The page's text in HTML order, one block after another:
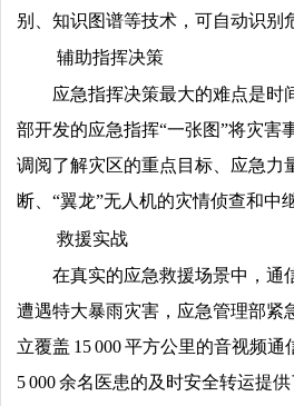
别、知识图谱等技术，可自动识别
辅助指挥决策
应急指挥决策最大的难点是时
部开发的应急指挥“一张图”将灾害
调阅了解灾区的重点目标、应急力
断、“翼龙”无人机的灾情侦查和
救援实战
在真实的应急救援场景中，通
遭遇特大暴雨灾害，应急管理部紧
立覆盖 15 000 平方公里的音视频
5 000 余名医患的及时安全转运提